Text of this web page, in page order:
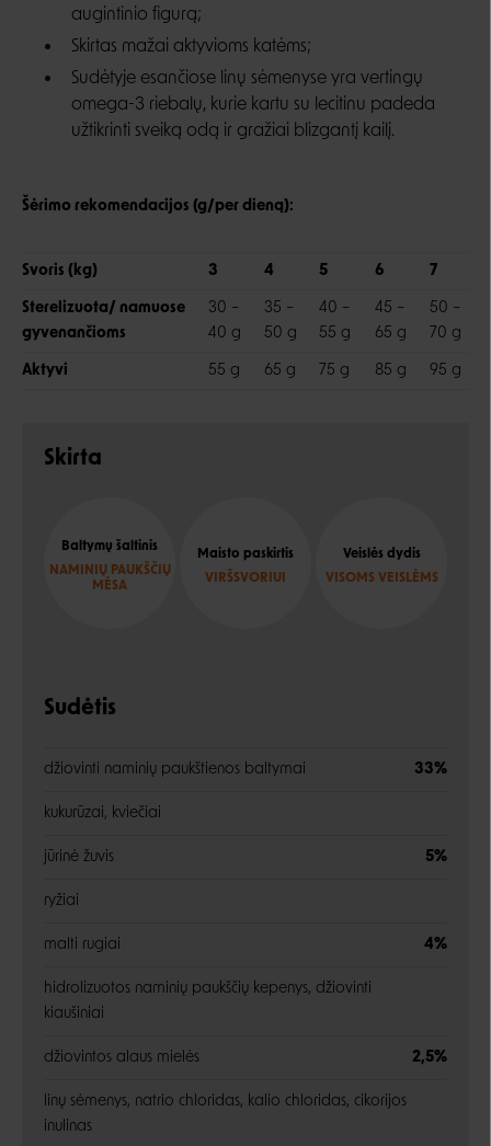
augintinio figurą;
Skirtas mažai aktyvioms katėms;
Sudėtyje esančiose linų sėmenyse yra vertingų
omega-3 riebalų, kurie kartu su lecitinu padeda
užtikrinti sveiką odą ir gražiai blizgantį kailį.
Šėrimo rekomendacijos (g/per dieną):
Svoris (kg) 3 4 5 6 7
Sterelizuota/ namuose
gyvenančioms
30 –
40 g
35 –
50 g
40 –
55 g
45 –
65 g
50 –
70 g
Aktyvi 55 g 65 g 75 g 85 g 95 g
Skirta
Baltymų šaltinis
NAMINIŲ PAUKŠČIŲ
MĖSA
Maisto paskirtis
VIRŠSVORIUI
Veislės dydis
VISOMS VEISLĖMS
Sudėtis
džiovinti naminių paukštienos baltymai 33%
kukurūzai, kviečiai
jūrinė žuvis 5%
ryžiai
malti rugiai 4%
hidrolizuotos naminių paukščių kepenys, džiovinti
kiaušiniai
džiovintos alaus mielės 2,5%
linų sėmenys, natrio chloridas, kalio chloridas, cikorijos
inulinas